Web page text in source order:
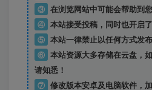
③ 在浏览网站中可能会帮助到您
④ 本站接受投稿，同时也开启
⑤ 本站一律禁止以任何方式发
⑥ 本站资源大多存储在云盘，
请知悉！
⑦ 修改版本安卓及电脑软件，